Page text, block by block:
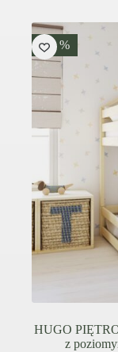
-15 %
HUGO
z